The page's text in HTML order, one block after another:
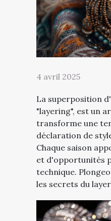
4 avril 2025
La superposition
"layering", est un
transforme une
déclaration de
Chaque saison
et d'opportunités
technique.
les secrets du